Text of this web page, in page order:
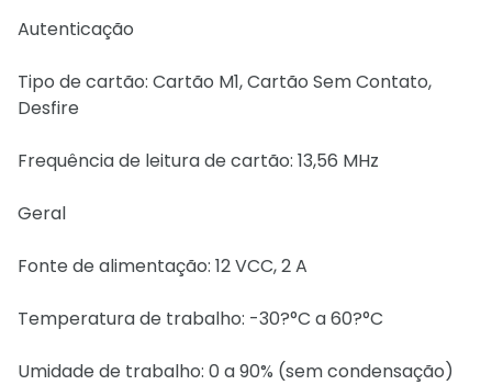
Autenticação
Tipo de cartão: Cartão M1, Cartão Sem Contato,
Desfire
Frequência de leitura de cartão: 13,56 MHz
Geral
Fonte de alimentação: 12 VCC, 2 A
Temperatura de trabalho: -30?°C a 60?°C
Umidade de trabalho: 0 a 90% (sem condensação)